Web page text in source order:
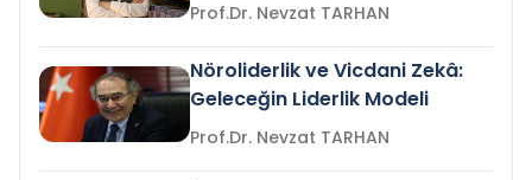
Prof.Dr. Nevzat TARHAN
Nöroliderlik ve Vicdani Zekâ:
Geleceğin Liderlik Modeli
Prof.Dr. Nevzat TARHAN